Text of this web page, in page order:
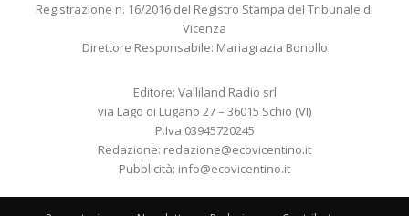
Registrazione n. 16/2016 del Registro Stampa del Tribunale di
Vicenza
Direttore Responsabile: Mariagrazia Bonollo
Editore: Valliland Radio srl
via Lago di Lugano 27 – 36015 Schio (VI)
P.Iva 03945720245
Redazione: redazione@ecovicentino.it
Pubblicità: info@ecovicentino.it